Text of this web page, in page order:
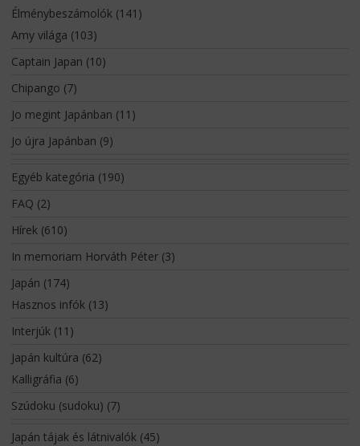
Élménybeszámolók(141)
Amy világa (103)
Captain Japan (10)
Chipango (7)
Jo megint Japánban (11)
Jo újra Japánban (9)
Egyéb kategória (190)
FAQ (2)
Hírek(610)
In memoriam Horváth Péter(3)
Japán (174)
Hasznos infók(13)
Interjúk(11)
Japán kultúra (62)
Kalligráfia (6)
Szúdoku (sudoku) (7)
Japán tájak és látnivalók(45)